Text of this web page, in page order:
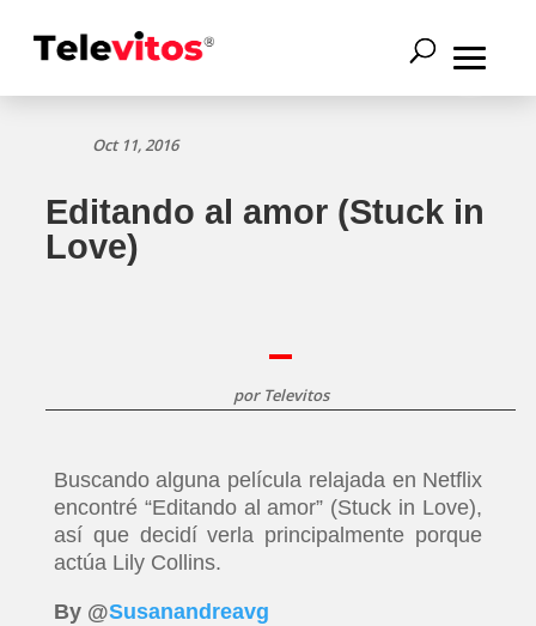
Oct 11, 2016
Editando al amor (Stuck in
Love)
por Televitos
Buscando alguna película relajada en Netflix
encontré “Editando al amor” (Stuck in Love),
así que decidí verla principalmente porque
actúa Lily Collins.
By @Susanandreavg